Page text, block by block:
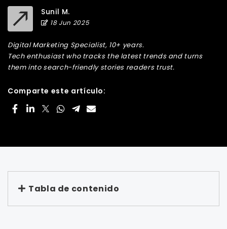
Sunil M.
18 Jun 2025
Digital Marketing Specialist, 10+ years.
Tech enthusiast who tracks the latest trends and turns
them into search-friendly stories readers trust.
Comparte este artículo:
Tabla de contenido